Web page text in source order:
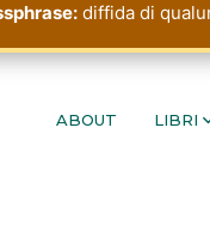
diffida di
ABOUT LIBRI